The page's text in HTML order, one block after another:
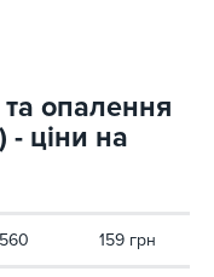
опалення
ціни на
159 грн